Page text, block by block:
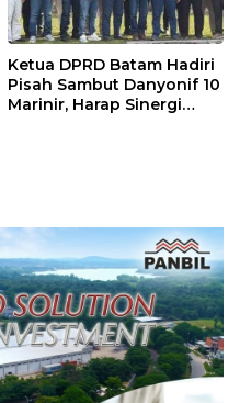
Ketua DPRD Batam Hadiri
Pisah Sambut Danyonif 10
Marinir, Harap Sinergi